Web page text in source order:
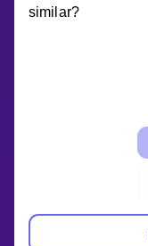
similar?